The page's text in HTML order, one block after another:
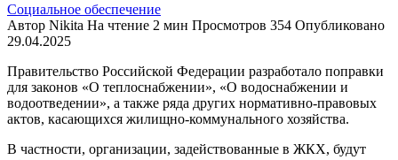
Социальное обеспечение
Автор Nikita На чтение 2 мин Просмотров 354 Опубликовано
29.04.2025
Правительство Российской Федерации разработало поправки
для законов «О теплоснабжении», «О водоснабжении и
водоотведении», а также ряда других нормативно-правовых
актов, касающихся жилищно-коммунального хозяйства.
В частности, организации, задействованные в ЖКХ, будут